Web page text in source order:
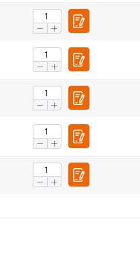
ALLES ACCEPTEREN